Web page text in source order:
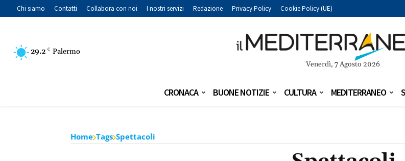
Chi siamo Contatti Collabora con noi I nostri servizi Redazione Privacy Policy Cookie Policy (UE)
29.2 C Palermo
Venerdì, 7 Agosto 2026
CRONACA BUONE NOTIZIE CULTURA MEDITERRANEO
Home Tags Spettacoli